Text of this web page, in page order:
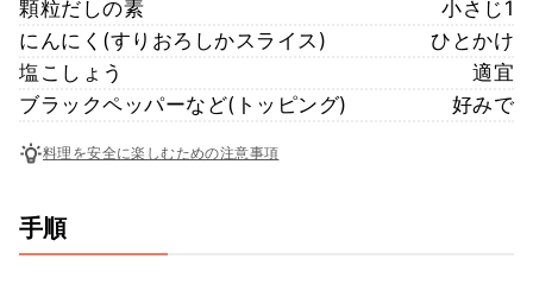
顆粒だしの素
小さじ1
にんにく(すりおろしかスライス)
ひとかけ
塩こしょう
適宜
ブラックペッパーなど(トッピング)
好みで
料理を安全に楽しむための注意事項
手順